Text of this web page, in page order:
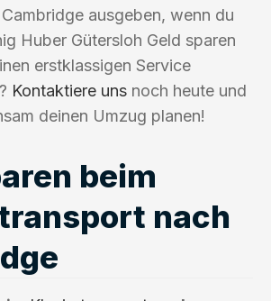
ausgeben, wenn du
Huber Gütersloh Geld sparen
erstklassigen Service
Kontaktiere uns noch heute und
deinen Umzug planen!
beim
nach